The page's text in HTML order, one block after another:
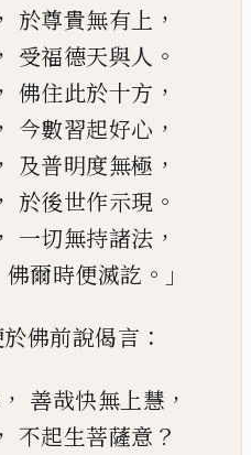
， 於尊貴無有上 ，
， 受福德天與人 。
， 佛住此於十方 ，
， 今數習起好心 ，
， 及普明度無極 ，
， 於後世作示現 。
， 一切無持諸法 ，
佛爾時便滅訖 。」
佛前說偈言 ：
， 善哉快無上慧 ，
， 不起生菩薩意 ？